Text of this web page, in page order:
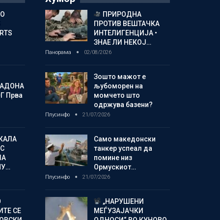
Прва
СЕ
ПРИРОДНА
ПРОТИВ ВЕШТАЧКА
ИНТЕЛИГЕНЦИЈА •
ЗНАЕ ЛИ НЕКОЈ…
Панорама 02/08/2026
Зошто мажот е
љубоморен на
момчето што
одржува базени?
Плусинфо 21/07/2026
Само македонски
танкер успеал да
помине низ
Ормускиот…
Плусинфо 21/07/2026
„НАРУШЕНИ
МЕЃУЗАЈАЧКИ